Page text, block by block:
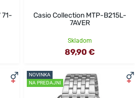
71-
Casio Collection MTP-B215L-
7AVER
Skladom
89,90 €
NOVINKA
NA PREDAJNI